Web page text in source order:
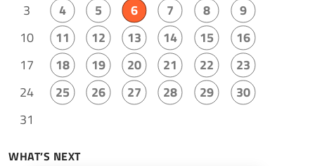
3
4 5 6 7 8
9
10
11 12 13 14 15
16
17
18 19 20 21 22
23
24
25 26 27 28 29
30
31
WHAT’S NEXT